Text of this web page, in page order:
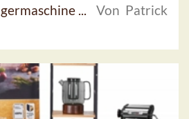
...
Von Patrick